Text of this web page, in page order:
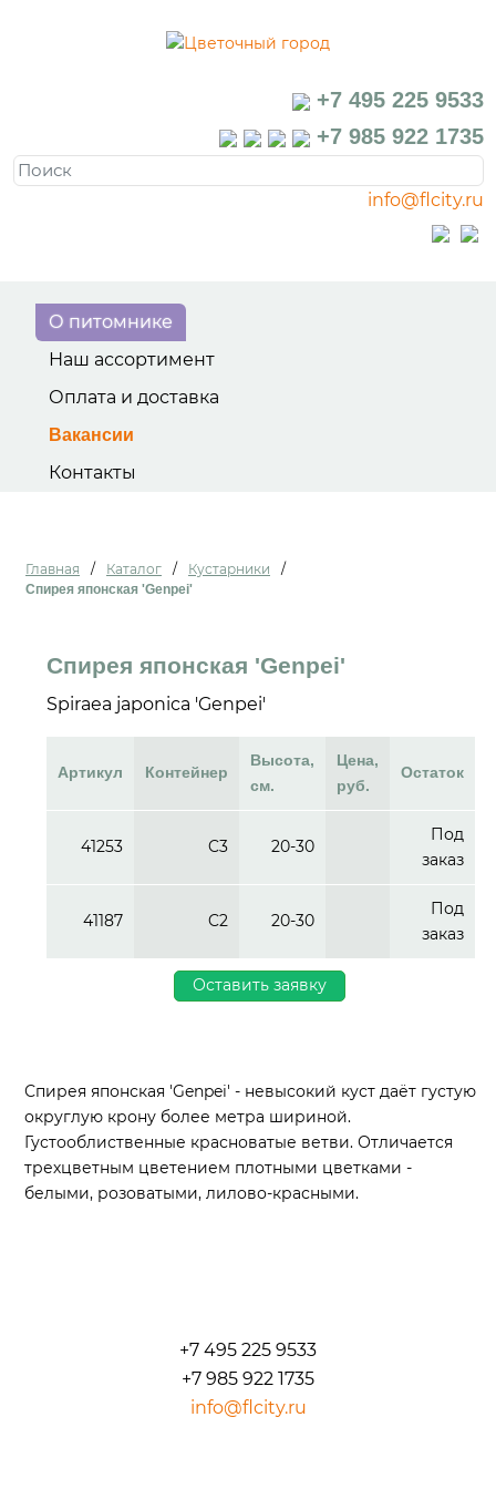
+7 495 225 9533
+7 985 922 1735
info@flcity.ru
О питомнике
Наш ассортимент
Оплата и доставка
Вакансии
Контакты
Главная / Каталог / Кустарники /
Спирея японская 'Genpei'
Спирея японская 'Genpei'
Spiraea japonica 'Genpei'
Артикул Контейнер
Высота,
см.
Цена,
руб.
Остаток
41253 C3 20-30
Под
заказ
41187 C2 20-30
Под
заказ
Оставить заявку
Спирея японская 'Genpei' - невысокий куст даёт густую
округлую крону более метра шириной.
Густооблиственные красноватые ветви. Отличается
трехцветным цветением плотными цветками -
белыми, розоватыми, лилово-красными.
+7 495 225 9533
+7 985 922 1735
info@flcity.ru